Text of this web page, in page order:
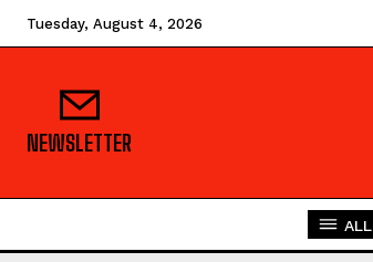
Tuesday, August 4, 2026
NEWSLETTER
ALL